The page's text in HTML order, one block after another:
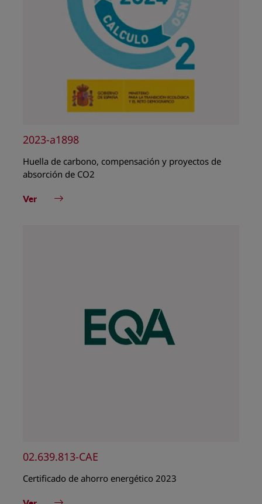
2023-a1898
Huella de carbono, compensación y proyectos de
absorción de CO2
Ver
02.639.813-CAE
Certificado de ahorro energético 2023